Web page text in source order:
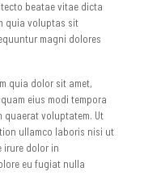
beatae vitae dicta
quia voluptas sit
magni dolores
quia dolor sit amet,
eius modi tempora
quaerat voluptatem. Ut
ullamco laboris nisi ut
irure dolor in
eu fugiat nulla